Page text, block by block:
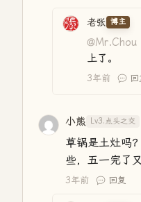
老张 博主
@Mr.Chou
上了。
3年前 回
小熊 Lv3.点头之交
草锅是土灶吗
些，五一完了
3年前 回复